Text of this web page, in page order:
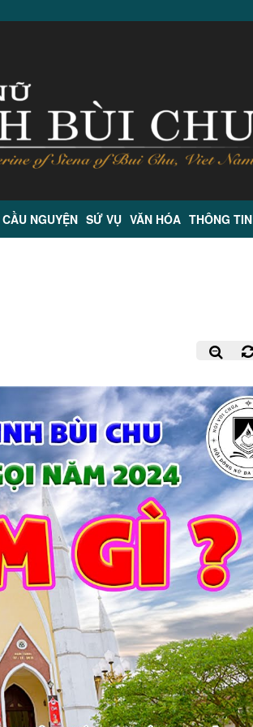
CẦU NGUYỆN SỨ VỤ VĂN HÓA THÔNG TIN